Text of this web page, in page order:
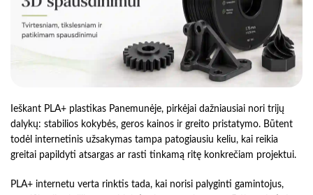
Ieškant PLA+ plastikas Panemunėje, pirkėjai dažniausiai nori trijų
dalykų: stabilios kokybės, geros kainos ir greito pristatymo. Būtent
todėl internetinis užsakymas tampa patogiausiu keliu, kai reikia
greitai papildyti atsargas ar rasti tinkamą ritę konkrečiam projektui.
PLA+ internetu verta rinktis tada, kai norisi palyginti gamintojus,